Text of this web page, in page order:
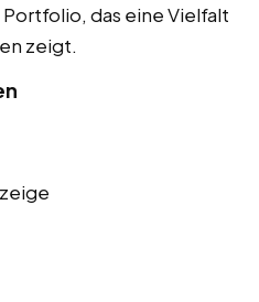
das eine Vielfalt
zeigt.